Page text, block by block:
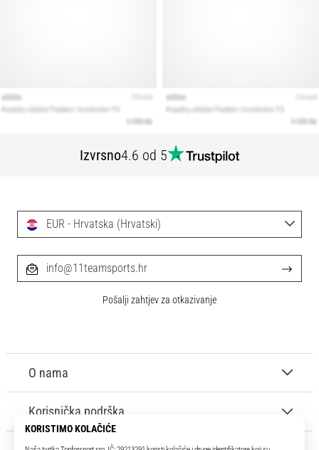
Izvrsno4.6 od 5
O nama
Korisnička podrška
EUR - Hrvatska (Hrvatski)
info@11teamsports.hr
Pošalji zahtjev za otkazivanje